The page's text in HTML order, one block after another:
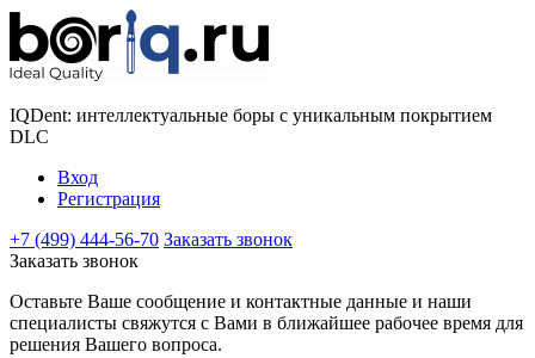
IQDent: интеллектуальные боры с уникальным покрытием
DLC
Вход
Регистрация
+7 (499) 444-56-70 Заказать звонок
Заказать звонок
Оставьте Ваше сообщение и контактные данные и наши
специалисты свяжутся с Вами в ближайшее рабочее время для
решения Вашего вопроса.